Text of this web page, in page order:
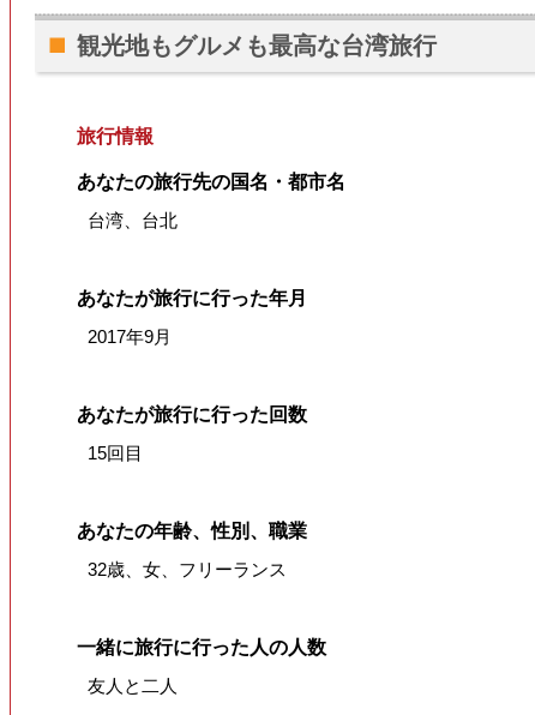
観光地もグルメも最高な台湾旅行
旅行情報
あなたの旅行先の国名・都市名
台湾、台北
あなたが旅行に行った年月
2017年9月
あなたが旅行に行った回数
15回目
あなたの年齢、性別、職業
32歳、女、フリーランス
一緒に旅行に行った人の人数
友人と二人